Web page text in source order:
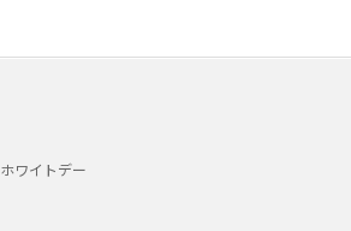
ホワイトデー